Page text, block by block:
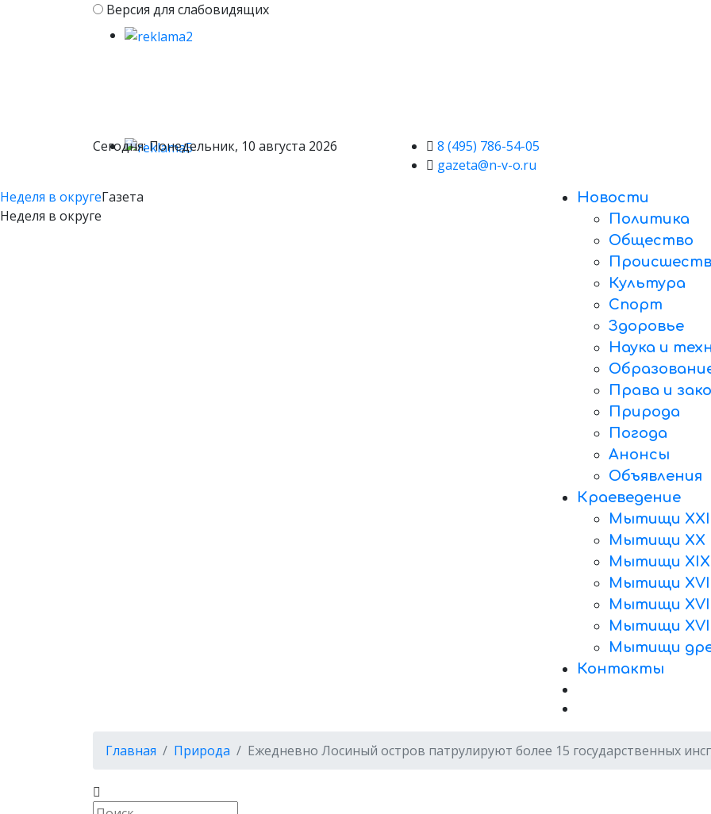
Версия для слабовидящих
Сегодня: Понедельник, 10 августа 2026
8 (495) 786-54-05
gazeta@n-v-o.ru
Неделя в округеГазета
Неделя в округе
Новости
Политика
Общество
Культура
Спорт
Здоровье
Наука и
Права и
Природа
Погода
Анонсы
Объявления
Краеведение
Мытищи XXI
Мытищи XX
Мытищи XIX
Мытищи
Мытищи
Мытищи XVI
Мытищи
Контакты
Главная Природа Ежедневно Лосиный остров патрулируют более 15 государственных